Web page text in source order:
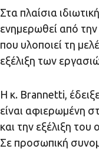
Στα πλαίσια
ενημερωθεί από
που υλοποιεί τη
εξέλιξη των
Η κ. Brannetti,
είναι αφιερωμένη
και την εξέλιξη του
Σε προσωπική